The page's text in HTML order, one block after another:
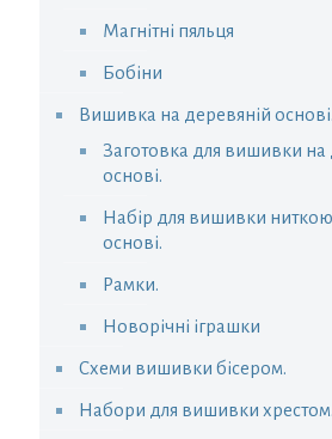
Магнітні пяльця
Бобіни
Вишивка на деревяній основі.
Заготовка для вишивки на
основі.
Набір для вишивки ниткою
основі.
Рамки.
Новорічні іграшки
Схеми вишивки бісером.
Набори для вишивки хрестом.